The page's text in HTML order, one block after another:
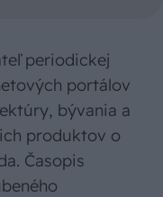
periodickej
portálov
bývania a
produktov o
Časopis